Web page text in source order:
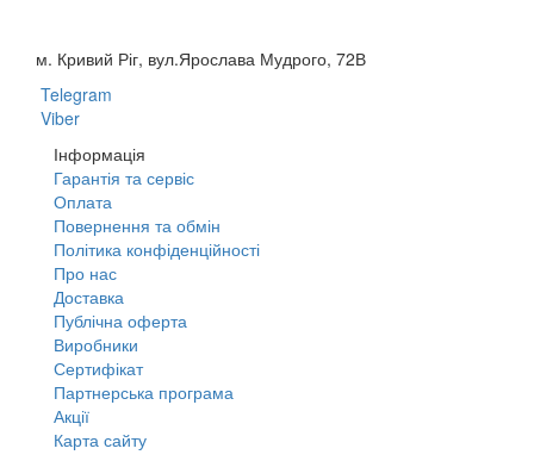
м. Кривий Ріг, вул.Ярослава Мудрого, 72В
Telegram
Viber
Інформація
Гарантія та сервіс
Оплата
Повернення та обмін
Політика конфіденційності
Про нас
Доставка
Публічна оферта
Виробники
Сертифікат
Партнерська програма
Акції
Карта сайту